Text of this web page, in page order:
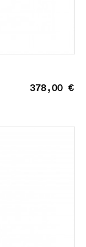
378,00 €